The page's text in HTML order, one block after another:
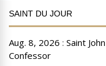
SAINT DU JOUR